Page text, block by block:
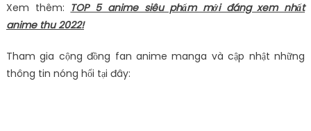
Xem thêm: TOP 5 anime siêu phẩm mới đáng xem nhất
anime thu 2022!
Tham gia cộng đồng fan anime manga và cập nhật những
thông tin nóng hổi tại đây: